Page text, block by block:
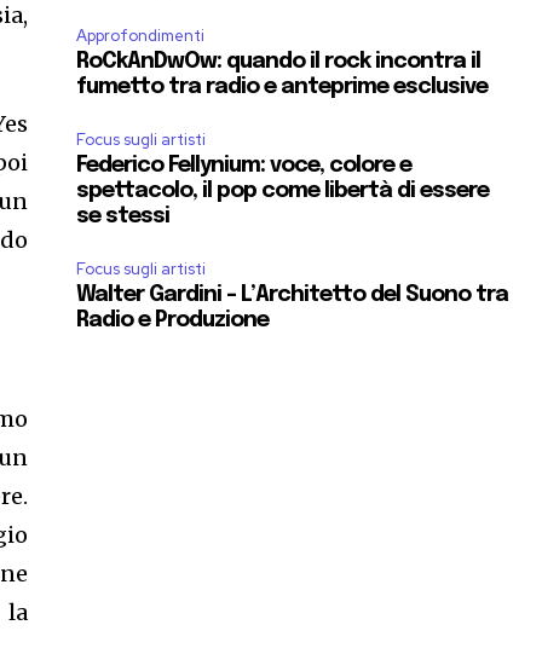
la
Approfondimenti
RoCkAnDwOw: quando il rock incontra il
fumetto tra radio e anteprime esclusive
Focus sugli artisti
Federico Fellynium: voce, colore e
spettacolo, il pop come libertà di essere
se stessi
Focus sugli artisti
Walter Gardini – L’Architetto del Suono tra
Radio e Produzione